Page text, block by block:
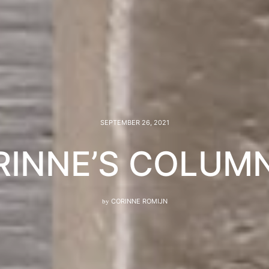
SEPTEMBER 26, 2021
by CORINNE ROMIJN